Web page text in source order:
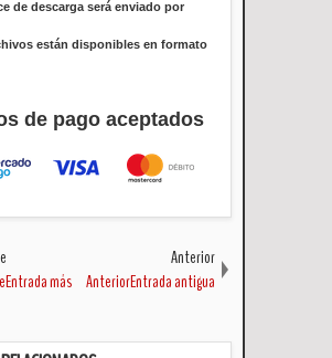
de descarga será enviado por
están disponibles en formato
de pago aceptados
más
Anterior
AnteriorEntrada antigua